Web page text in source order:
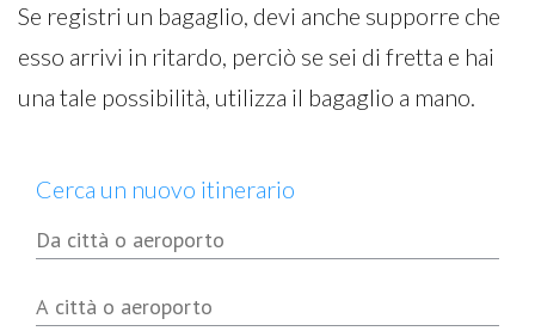
Se registri un bagaglio, devi anche supporre che
esso arrivi in ritardo, perciò se sei di fretta e hai
una tale possibilità, utilizza il bagaglio a mano.
Cerca un nuovo itinerario